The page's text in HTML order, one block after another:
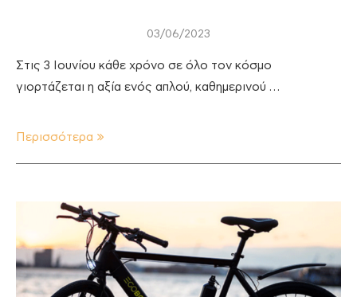
03/06/2023
Στις 3 Ιουνίου κάθε χρόνο σε όλο τον κόσμο
γιορτάζεται η αξία ενός απλού, καθημερινού …
Περισσότερα